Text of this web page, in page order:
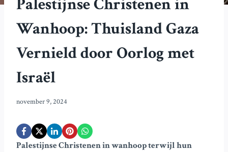
Wanhoop: Thuisland Gaza
Vernield door Oorlog met
Israël
november 9, 2024
Palestijnse Christenen in wanhoop terwijl hun